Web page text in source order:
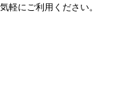
軽にご利用ください。